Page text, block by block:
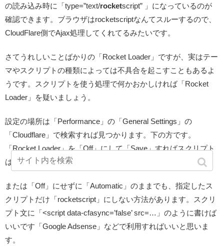
の読み込み時に「type=”text/rocketscript” 」になっているのが
確認できます。ブラウザはrocketscriptなんてスルーするので、
CloudFlare側でAjax処理してくれてるみたいです。
さてうれしいことばかりの「Rocket Loader」ですが、実はテー
マやスクリプトの種類によっては不具合を起こすこともあるよ
うです。スクリプトを使う処理で何かおかしければ「Rocket
Loader」を疑いましょう。
設定の場所は「Performance」の「General Settings」の
「Cloudflare」で検索すれば見つかります。下の方です。
「Rocket Loader」を「Off」にして「Save」すればスクリプト
は全て自動で元に戻ります。
または「Off」にせずに「Automatic」のままでも、指定したス
クリプトだけ「rocketscript」にしない方法があります。スクリ
プト文に「<script data-cfasync=’false’ src=…」のように書けば
いいです「Google Adsense」などで利用すればいいと思いま
す。